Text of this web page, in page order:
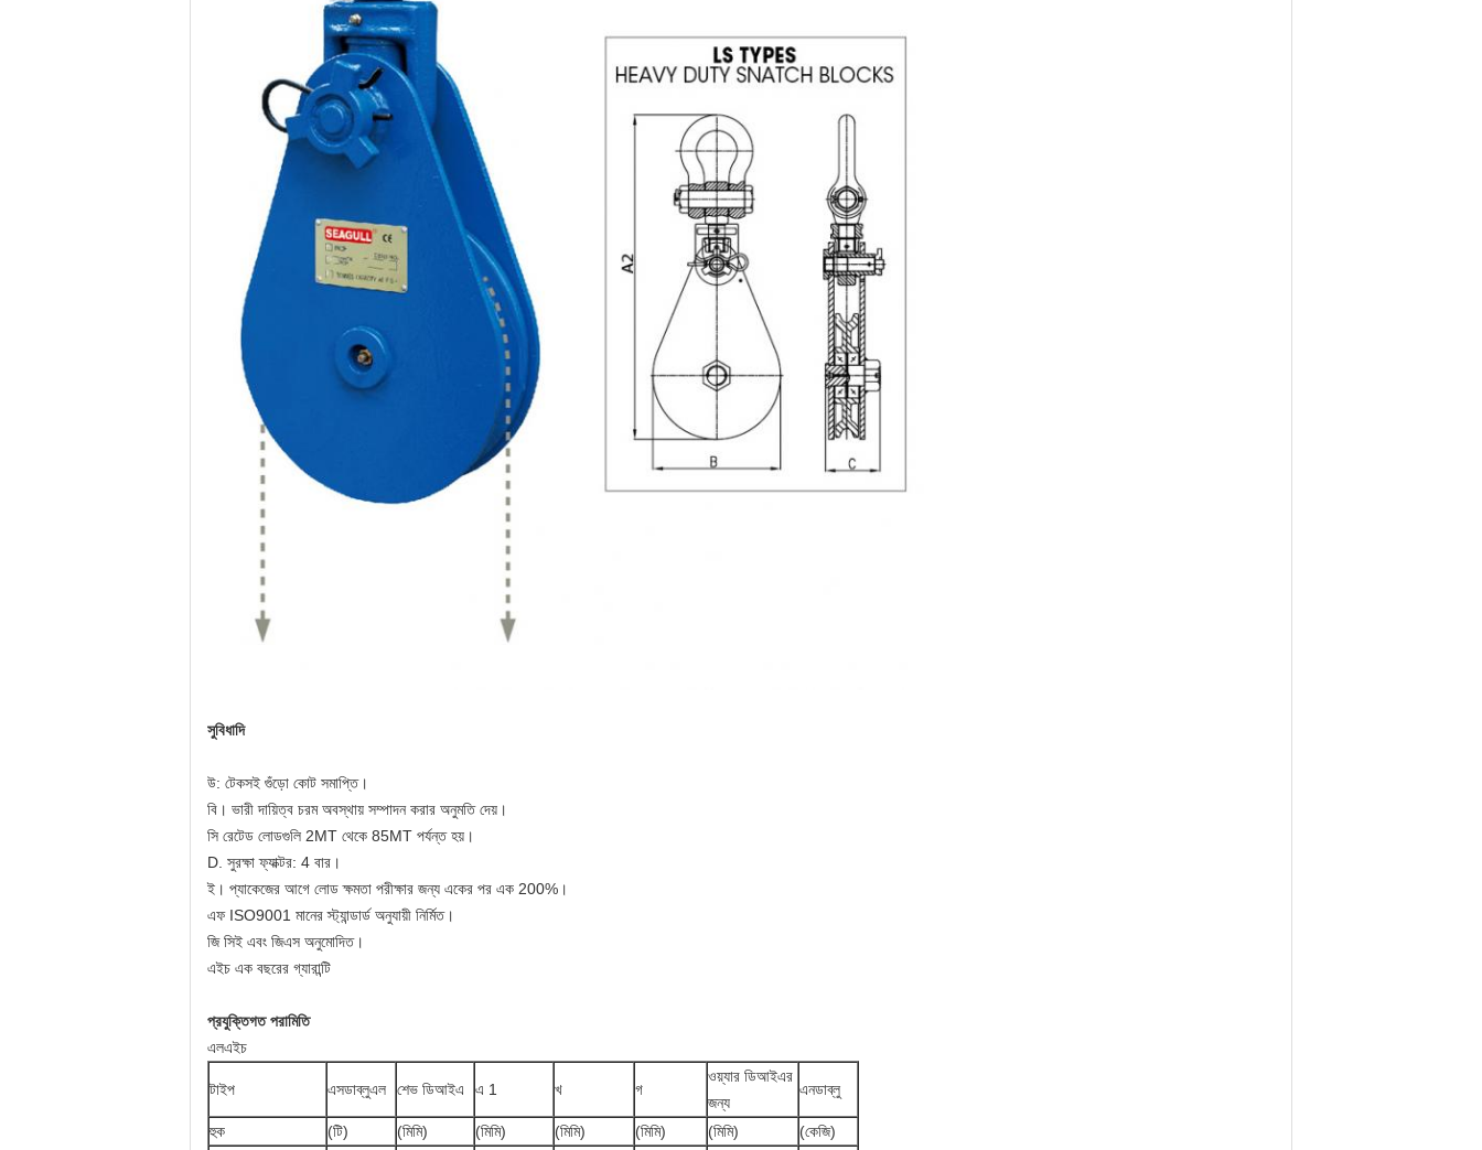
সুবিধাদি
উ: টেকসই গুঁড়ো কোট সমাপ্তি।
বি। ভারী দায়িত্ব চরম অবস্থায় সম্পাদন করার অনুমতি দেয়।
সি রেটেড লোডগুলি 2MT থেকে 85MT পর্যন্ত হয়।
D. সুরক্ষা ফ্যাক্টর: 4 বার।
ই। প্যাকেজের আগে লোড ক্ষমতা পরীক্ষার জন্য একের পর এক 200%।
এফ ISO9001 মানের স্ট্যান্ডার্ড অনুযায়ী নির্মিত।
জি সিই এবং জিএস অনুমোদিত।
এইচ এক বছরের গ্যারান্টি
প্রযুক্তিগত পরামিতি
এলএইচ
টাইপ এসডাব্লুএল শেভ ডিআইএ এ 1 খ গ
ওয়্যার ডিআইএর
জন্য
এনডাব্লু
হুক (টি) (মিমি) (মিমি) (মিমি) (মিমি) (মিমি)
(কেজি)